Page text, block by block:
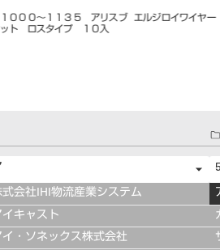
ND-
FCS フェイスクリブS
ベージュ
E－210
式会社IHI物流産業システム
イキャスト
イ・ソネックス株式会社